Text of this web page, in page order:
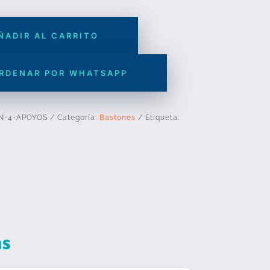
AL CARRITO
POR WHATSAPP
4-APOYOS Categoría: Bastones
Etiqueta: